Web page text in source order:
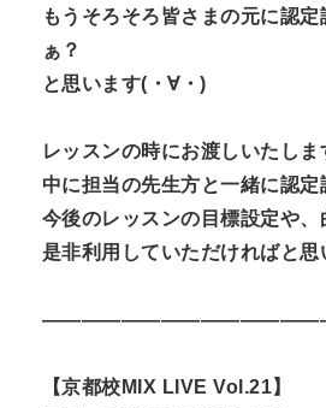
もうそろそろ皆さまの元に認
ぁ？
と思います( ・∀・)
レッスンの時にお渡しいたし
中に担当の先生方と一緒に認定
今後のレッスンの目標設定や、
是非利用していただければと思
【京都校MIX LIVE Vol.21】